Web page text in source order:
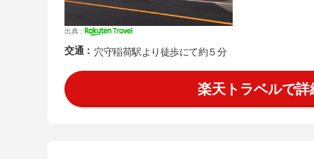
出典：
交通： 穴守稲荷駅より徒歩にて約５分
楽天トラベルで詳